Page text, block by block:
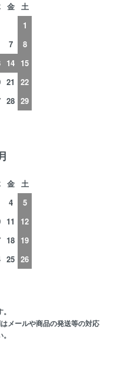
金
土
1
7
8
14 15
21
22
28 29
金
土
4
5
11
12
18 19
25 26
メールや商品の発送等の対応